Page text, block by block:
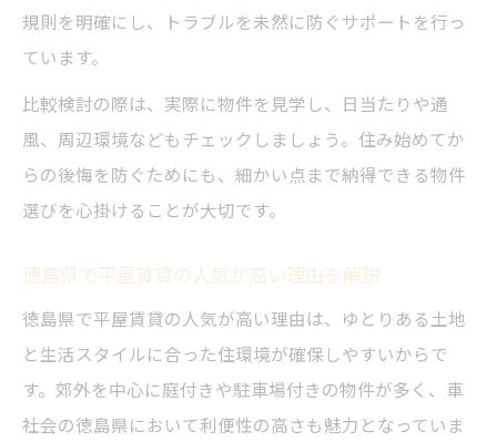
規則を明確にし、トラブルを未然に防ぐサポートを行っ
ています。
比較検討の際は、実際に物件を見学し、日当たりや通
風、周辺環境などもチェックしましょう。住み始めてか
らの後悔を防ぐためにも、細かい点まで納得できる物件
選びを心掛けることが大切です。
徳島県で平屋賃貸の人気が高い理由を解説
徳島県で平屋賃貸の人気が高い理由は、ゆとりある土地
と生活スタイルに合った住環境が確保しやすいからで
す。郊外を中心に庭付きや駐車場付きの物件が多く、車
社会の徳島県において利便性の高さも魅力となっていま